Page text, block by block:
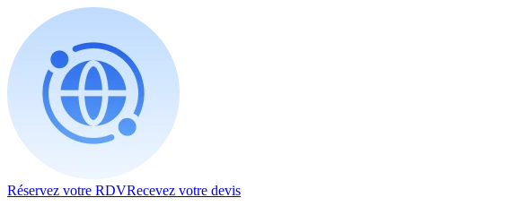
Réservez votre RDVRecevez votre devis